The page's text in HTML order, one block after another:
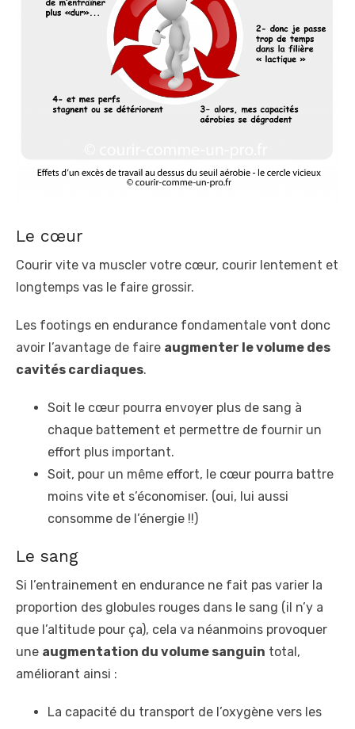
Le cœur
Courir vite va muscler votre cœur, courir lentement et
longtemps vas le faire grossir.
Les footings en endurance fondamentale vont donc
avoir l’avantage de faire augmenter le volume des
cavités cardiaques.
Soit le cœur pourra envoyer plus de sang à
chaque battement et permettre de fournir un
effort plus important.
Soit, pour un même effort, le cœur pourra battre
moins vite et s’économiser. (oui, lui aussi
consomme de l’énergie !!)
Le sang
Si l’entrainement en endurance ne fait pas varier la
proportion des globules rouges dans le sang (il n’y a
que l’altitude pour ça), cela va néanmoins provoquer
une augmentation du volume sanguin total,
améliorant ainsi :
La capacité du transport de l’oxygène vers les